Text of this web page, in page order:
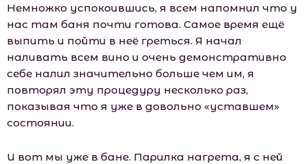
Немножко успокоившись, я всем напомнил что у
нас там баня почти готова. Самое время ещё
выпить и пойти в неё греться. Я начал
наливать всем вино и очень демонстративно
себе налил значительно больше чем им, я
повторял эту процедуру несколько раз,
показывая что я уже в довольно «уставшем»
состоянии.
И вот мы уже в бане. Парилка нагрета, я с ней